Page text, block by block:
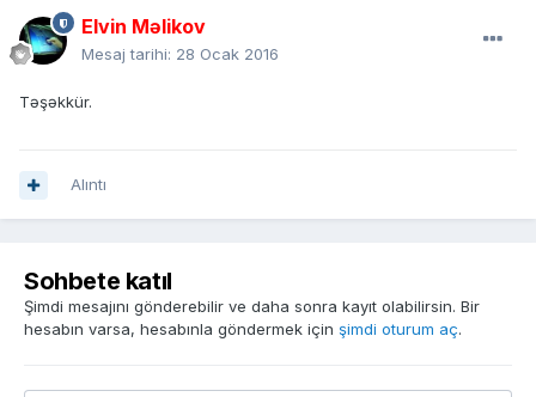
Elvin Məlikov
Mesaj tarihi: 28 Ocak 2016
Təşəkkür.
Alıntı
Sohbete katıl
Şimdi mesajını gönderebilir ve daha sonra kayıt olabilirsin. Bir
hesabın varsa, hesabınla göndermek için şimdi oturum aç.